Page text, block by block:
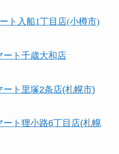
ト入船1丁目店(小樽市)
ート千歳⼤和店
ト里塚2条店(札幌市)
ート狸小路6丁目店(札幌